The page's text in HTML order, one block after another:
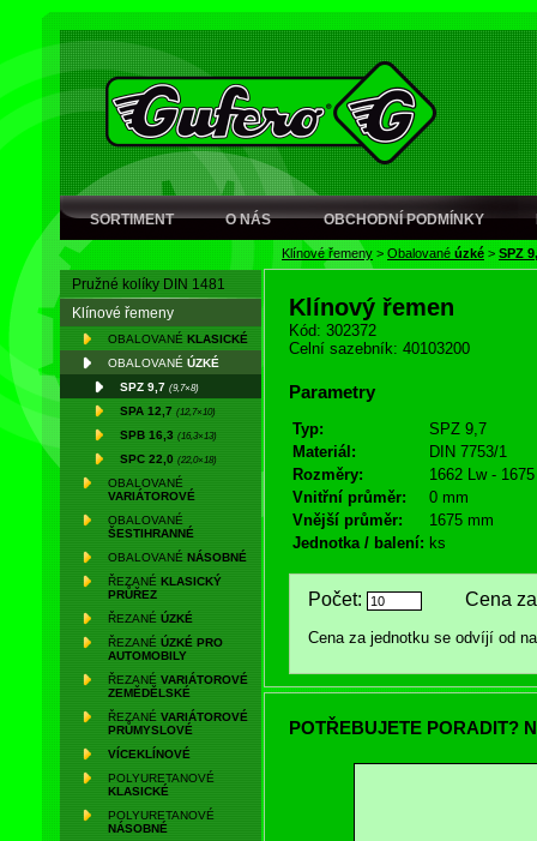
SORTIMENT O NÁS OBCHODNÍ PODMÍNKY
Klínové řemeny > Obalované úzké > SPZ
Pružné kolíky DIN 1481
Klínové řemeny
OBALOVANÉ KLASICKÉ
OBALOVANÉ ÚZKÉ
SPZ 9,7 (9,7×8)
SPA 12,7 (12,7×10)
SPB 16,3 (16,3×13)
SPC 22,0 (22,0×18)
OBALOVANÉ
VARIÁTOROVÉ
OBALOVANÉ
ŠESTIHRANNÉ
OBALOVANÉ NÁSOBNÉ
ŘEZANÉ KLASICKÝ
PRŮŘEZ
ŘEZANÉ ÚZKÉ
ŘEZANÉ ÚZKÉ PRO
AUTOMOBILY
ŘEZANÉ VARIÁTOROVÉ
ZEMĚDĚLSKÉ
ŘEZANÉ VARIÁTOROVÉ
PRŮMYSLOVÉ
VÍCEKLÍNOVÉ
POLYURETANOVÉ
KLASICKÉ
POLYURETANOVÉ
NÁSOBNÉ
Klínový řemen
Kód: 302372
Celní sazebník: 40103200
Parametry
Typ:
SPZ 9,7
Materiál:
DIN 7753/1
Rozměry:
1662 Lw -
Vnitřní průměr:
0 mm
Vnější průměr:
1675 mm
Jednotka / balení: ks
Počet: Cena za
Cena za jednotku se odvíjí od
POTŘEBUJETE PORADIT?